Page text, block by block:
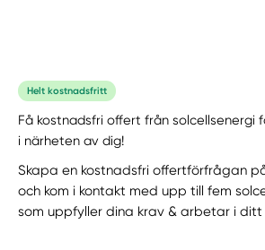
Helt kostnadsfritt
Få kostnadsfri offert från solcellsenergi
i närheten av dig!
Skapa en kostnadsfri offertförfrågan
och kom i kontakt med upp till fem
som uppfyller dina krav & arbetar i ditt